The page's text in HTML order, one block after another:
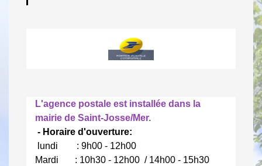
L'agence postale est installée dans la
mairie de Saint-Josse/Mer.
- Horaire d'ouverture:
lundi : 9h00 - 12h00
Mardi : 10h30 - 12h00 / 14h00 - 15h30